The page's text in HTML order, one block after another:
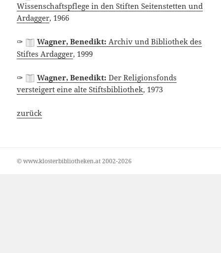
Wissenschaftspflege in den Stiften Seitenstetten und
Ardagger, 1966
✑ Wagner, Benedikt:Archiv und Bibliothek des
Stiftes Ardagger, 1999
✑ Wagner, Benedikt:Der Religionsfonds
versteigert eine alte Stiftsbibliothek, 1973
zurück
© www.klosterbibliotheken.at 2002-2026